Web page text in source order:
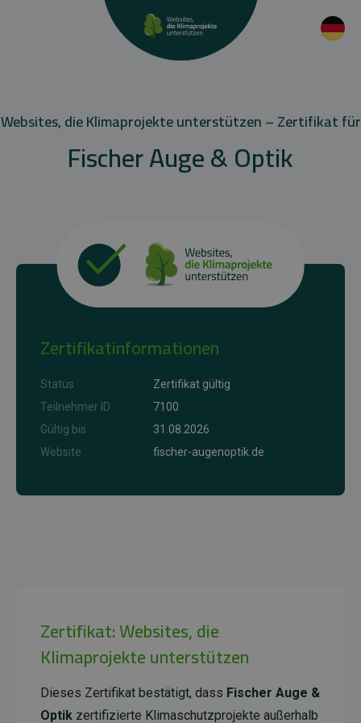
Websites, die Klimaprojekte unterstützen – Zertifikat für
Fischer Auge & Optik
Zertifikatinformationen
Status
Zertifikat gültig
Teilnehmer ID
7100
Gültig bis
31.08.2026
Website
fischer-augenoptik.de
Zertifikat: Websites, die
Klimaprojekte unterstützen
Dieses Zertifikat bestätigt, dass Fischer Auge &
Optik zertifizierte Klimaschutzprojekte außerhalb